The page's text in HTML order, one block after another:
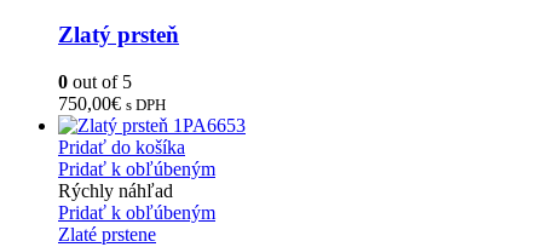
Zlatý prsteň
0 out of 5
750,00€ s DPH
Pridať do košíka
Pridať k obľúbeným
Rýchly náhľad
Pridať k obľúbeným
Zlaté prstene